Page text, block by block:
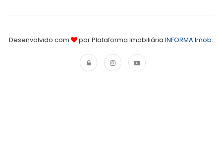
Desenvolvido com por Plataforma Imobiliária INFORMA Imob.